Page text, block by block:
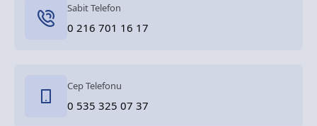
Sabit Telefon
0 216 701 16 17
Cep Telefonu
0 535 325 07 37